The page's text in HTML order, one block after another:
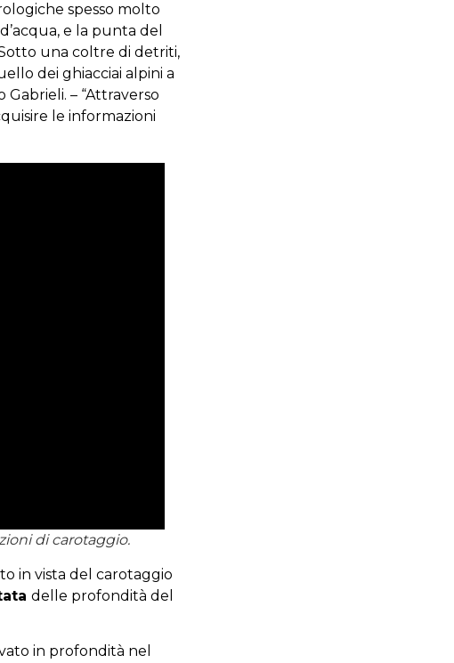
spesso molto
e la punta del
una coltre di detriti,
dei ghiacciai alpini a
– “Attraverso
le informazioni
di carotaggio.
in vista del carotaggio
delle profondità del
in profondità nel